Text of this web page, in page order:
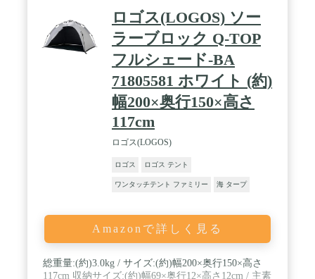
ロゴス(LOGOS) ソー
ラーブロック Q-TOP
フルシェード-BA
71805581 ホワイト (約)
幅200×奥行150×高さ
117cm
ロゴス(LOGOS)
ロゴス ロゴス テント
ワンタッチテント ファミリー 海 タープ
Amazonで詳しく見る
総重量:(約)3.0kg / サイズ:(約)幅200×奥行150×高さ
117cm 収納サイズ:(約)幅69×奥行12×高さ12cm / 主素